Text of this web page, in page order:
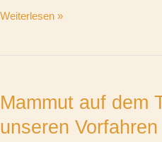
Weiterlesen »
Mammut auf dem
unseren
dem
Teller,